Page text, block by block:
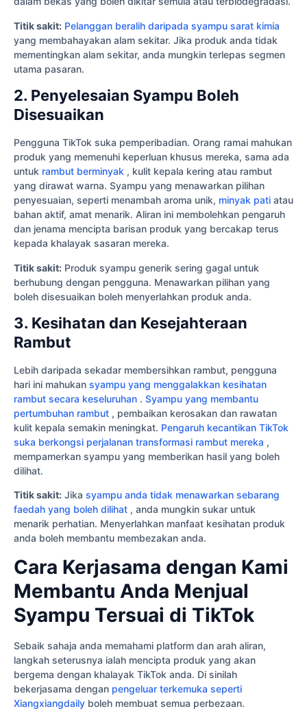
Titik sakit: Pelanggan beralih daripada syampu sarat kimia
yang membahayakan alam sekitar. Jika produk anda tidak
mementingkan alam sekitar, anda mungkin terlepas segmen
utama pasaran.
2. Penyelesaian Syampu Boleh
Disesuaikan
Pengguna TikTok suka pemperibadian. Orang ramai mahukan
produk yang memenuhi keperluan khusus mereka, sama ada
untuk rambut berminyak , kulit kepala kering atau rambut
yang dirawat warna. Syampu yang menawarkan pilihan
penyesuaian, seperti menambah aroma unik, minyak pati atau
bahan aktif, amat menarik. Aliran ini membolehkan pengaruh
dan jenama mencipta barisan produk yang bercakap terus
kepada khalayak sasaran mereka.
Titik sakit: Produk syampu generik sering gagal untuk
berhubung dengan pengguna. Menawarkan pilihan yang
boleh disesuaikan boleh menyerlahkan produk anda.
3. Kesihatan dan Kesejahteraan
Rambut
Lebih daripada sekadar membersihkan rambut, pengguna
hari ini mahukan syampu yang menggalakkan kesihatan
rambut secara keseluruhan . Syampu yang membantu
pertumbuhan rambut , pembaikan kerosakan dan rawatan
kulit kepala semakin meningkat. Pengaruh kecantikan TikTok
suka berkongsi perjalanan transformasi rambut mereka ,
mempamerkan syampu yang memberikan hasil yang boleh
dilihat.
Titik sakit: Jika syampu anda tidak menawarkan sebarang
faedah yang boleh dilihat , anda mungkin sukar untuk
menarik perhatian. Menyerlahkan manfaat kesihatan produk
anda boleh membantu membezakan anda.
Cara Kerjasama dengan Kami
Membantu Anda Menjual
Syampu Tersuai di TikTok
Sebaik sahaja anda memahami platform dan arah aliran,
langkah seterusnya ialah mencipta produk yang akan
bergema dengan khalayak TikTok anda. Di sinilah
bekerjasama dengan pengeluar terkemuka seperti
Xiangxiangdaily boleh membuat semua perbezaan.